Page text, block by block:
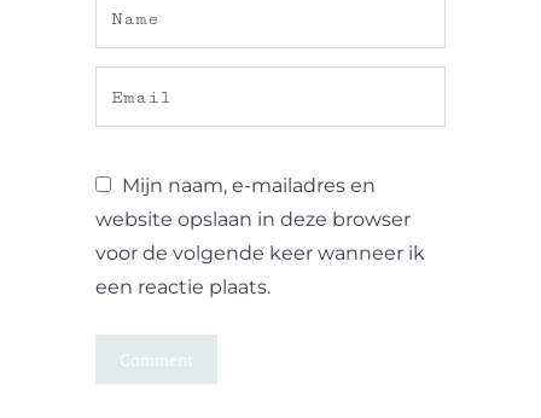
Mijn naam, e-mailadres en
website opslaan in deze browser
voor de volgende keer wanneer ik
een reactie plaats.